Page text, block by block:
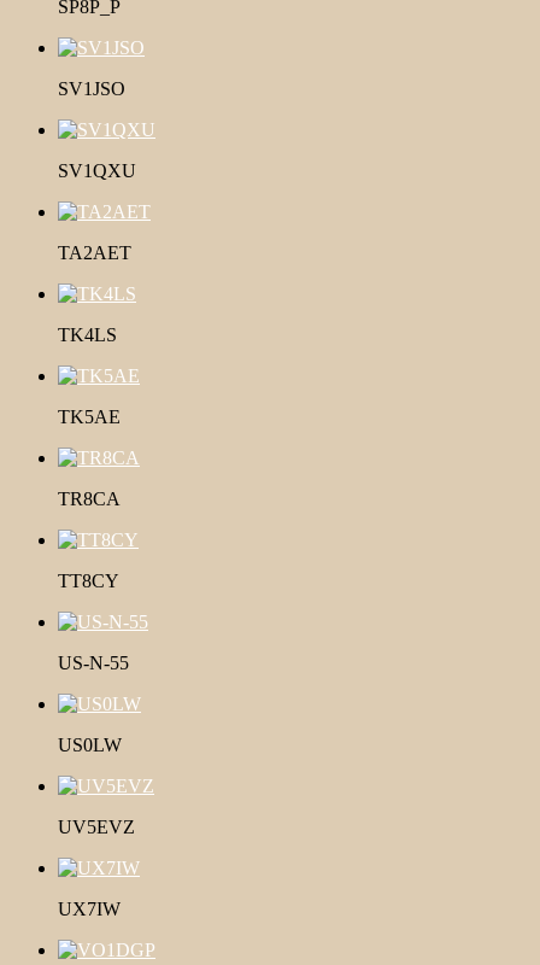
SP8P_P
SV1JSO
SV1QXU
TA2AET
TK4LS
TK5AE
TR8CA
TT8CY
US-N-55
US0LW
UV5EVZ
UX7IW